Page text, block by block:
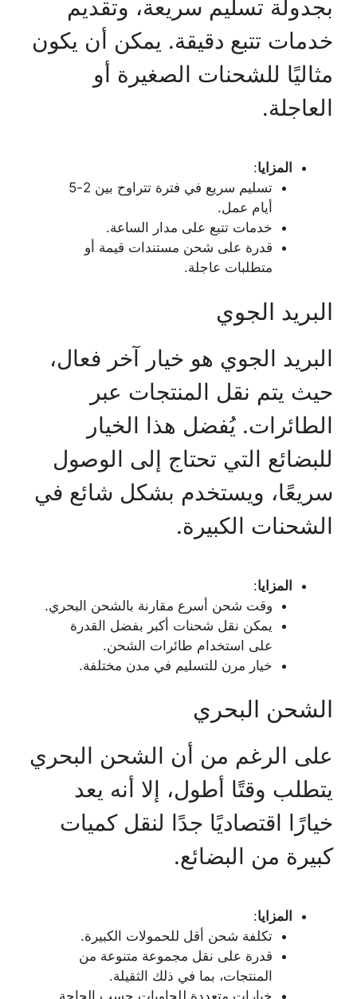
بجدولة تسليم سريعة، وتقديم
خدمات تتبع دقيقة. يمكن أن يكون
مثاليًا للشحنات الصغيرة أو
العاجلة.
المزايا:
تسليم سريع في فترة تتراوح بين 2-5
أيام عمل.
خدمات تتبع على مدار الساعة.
قدرة على شحن مستندات قيمة أو
متطلبات عاجلة.
البريد الجوي
البريد الجوي هو خيار آخر فعال،
حيث يتم نقل المنتجات عبر
الطائرات. يُفضل هذا الخيار
للبضائع التي تحتاج إلى الوصول
سريعًا، ويستخدم بشكل شائع في
الشحنات الكبيرة.
المزايا:
وقت شحن أسرع مقارنة بالشحن البحري.
يمكن نقل شحنات أكبر بفضل القدرة
على استخدام طائرات الشحن.
خيار مرن للتسليم في مدن مختلفة.
الشحن البحري
على الرغم من أن الشحن البحري
يتطلب وقتًا أطول، إلا أنه يعد
خيارًا اقتصاديًا جدًا لنقل كميات
كبيرة من البضائع.
المزايا:
تكلفة شحن أقل للحمولات الكبيرة.
قدرة على نقل مجموعة متنوعة من
المنتجات، بما في ذلك الثقيلة.